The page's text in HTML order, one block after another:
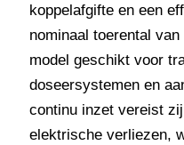
koppelafgifte en een
nominaal toerental van
model geschikt voor
doseersystemen en
continu inzet vereist
elektrische verliezen,